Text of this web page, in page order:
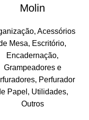
Molin
, Acessórios
Mesa, Escritório,
Encadernação,
Grampeadores e
, Perfurador
Papel , Utilidades,
Outros